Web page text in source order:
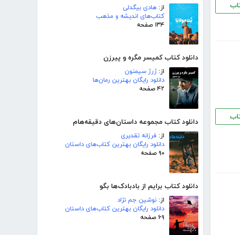
از: هادی بیگدلی
کتاب‌های اندیشه و مذهب
۱۳۴ صفحه
دانلود کتاب کمیسر مگره و پیرزن
از:ژرژ سیمنون
دانلود رایگان بهترین رمان‌ها
۴۲ صفحه
دانلود کتاب مجموعه داستان‌های دقیقه‌هام
از: فرزانه تقدیری
دانلود رایگان بهترین کتاب‌های داستان
۹۰ صفحه
دانلود کتاب برایم از بادبادک‌ها بگو
از: نوشین جم نژاد
دانلود رایگان بهترین کتاب‌های داستان
۶۹ صفحه